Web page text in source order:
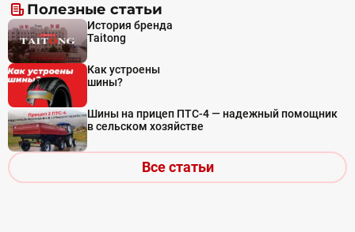
Полезные статьи
История бренда
Taitong
Как устроены
шины?
Шины на прицеп ПТС-4 — надежный помощник
в сельском хозяйстве
Все статьи